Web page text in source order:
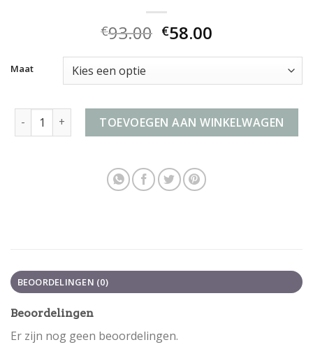
€93.00 €58.00
Maat
koffer 4 wielen aantalTOEVOEGEN AAN WINKELWAGEN
BEOORDELINGEN (0)
Beoordelingen
Er zijn nog geen beoordelingen.